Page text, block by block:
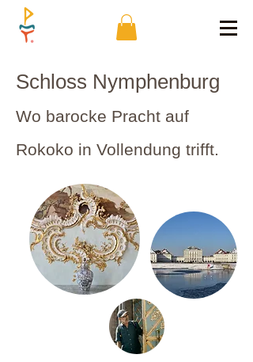
Schloss Nymphenburg
Wo barocke Pracht auf
Rokoko in Vollendung trifft.